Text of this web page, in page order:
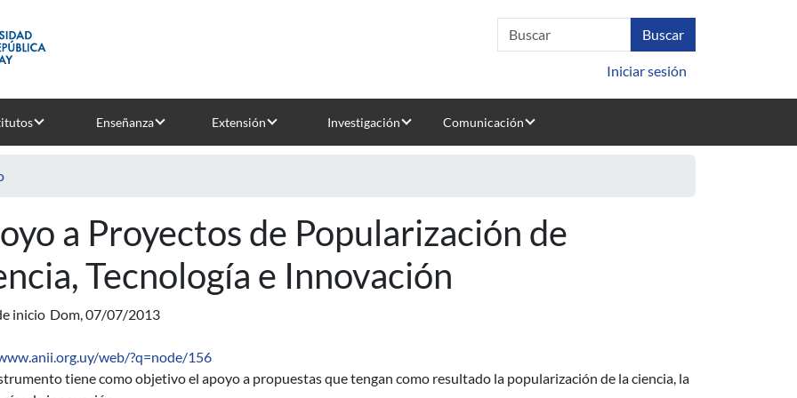
Iniciar sesión
Enseñanza Extensión Investigación Comunicación
a Proyectos de Popularización de
Tecnología e Innovación
inicio Dom, 07/07/2013
web/?q=node/156
tiene como objetivo el apoyo a propuestas que tengan como resultado la popularización de la ciencia, la